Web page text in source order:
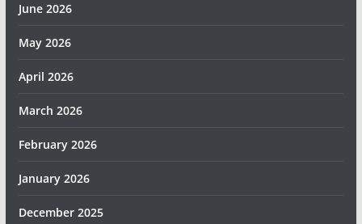
June 2026
May 2026
April 2026
March 2026
February 2026
January 2026
December 2025